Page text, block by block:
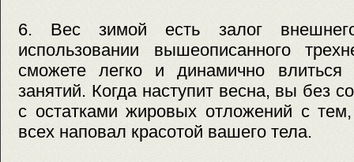
6. Вес зимой есть залог
использовании вышеописанного
сможете легко и динамично
занятий. Когда наступит весна, вы без
с остатками жировых отложений с
всех наповал красотой вашего тела.